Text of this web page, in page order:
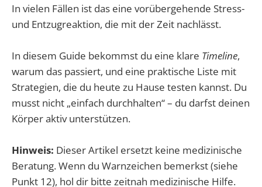
In vielen Fällen ist das eine vorübergehende Stress-
und Entzugreaktion, die mit der Zeit nachlässt.
In diesem Guide bekommst du eine klare Timeline,
warum das passiert, und eine praktische Liste mit
Strategien, die du heute zu Hause testen kannst. Du
musst nicht „einfach durchhalten“ – du darfst deinen
Körper aktiv unterstützen.
Hinweis: Dieser Artikel ersetzt keine medizinische
Beratung. Wenn du Warnzeichen bemerkst (siehe
Punkt 12), hol dir bitte zeitnah medizinische Hilfe.